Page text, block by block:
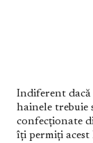
Indiferent dacă
hainele trebuie
confecționate
îți permiți acest